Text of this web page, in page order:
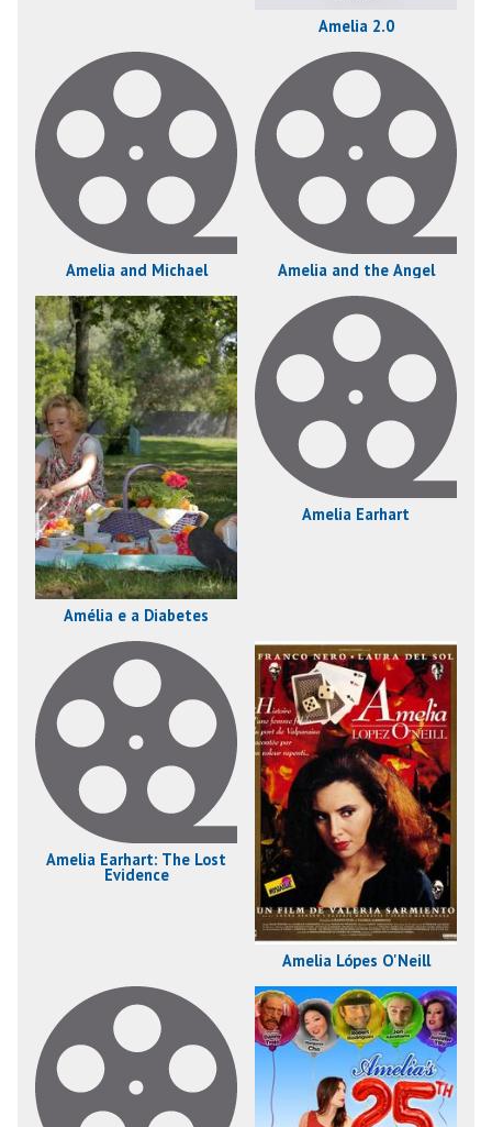
Amelia 2.0
Amelia and Michael Amelia and the Angel
Amélia e a Diabetes
Amelia Earhart
Amelia Earhart: The Lost
Evidence
Amelia Lópes O'Neill